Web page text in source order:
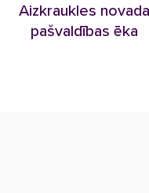
Aizkraukles novada
pašvaldības ēka